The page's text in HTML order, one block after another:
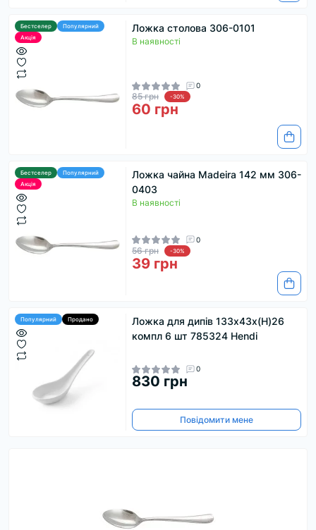
Бестселер
Популярний
Акція
Ложка столова 306-0101
В наявності
0
85 грн -30%
60 грн
Бестселер
Популярний
Акція
Ложка чайна Madeira 142 мм 306-
0403
В наявності
0
56 грн -30%
39 грн
Популярний Продано
Ложка для дипів 133x43x(H)26
компл 6 шт 785324 Hendi
0
830 грн
Повідомити мене